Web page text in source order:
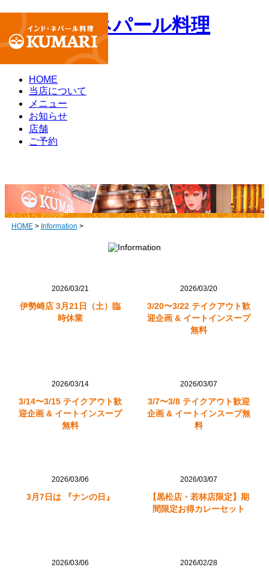
HOME
当店について
メニュー
お知らせ
店舗
ご予約
HOME> Information >
2026/03/21
伊勢崎店 3月21日（土）臨
時休業
2026/03/20
3/20〜3/22 テイクアウト歓
迎企画 & イートインスープ
無料
2026/03/14
3/14〜3/15 テイクアウト歓
迎企画 & イートインスープ
無料
2026/03/07
3/7〜3/8 テイクアウト歓迎
企画 & イートインスープ無
料
2026/03/06
3月7日は 『ナンの日』
2026/03/07
【黒松店・若林店限定】期
間限定お得カレーセット
2026/03/06 2026/02/28